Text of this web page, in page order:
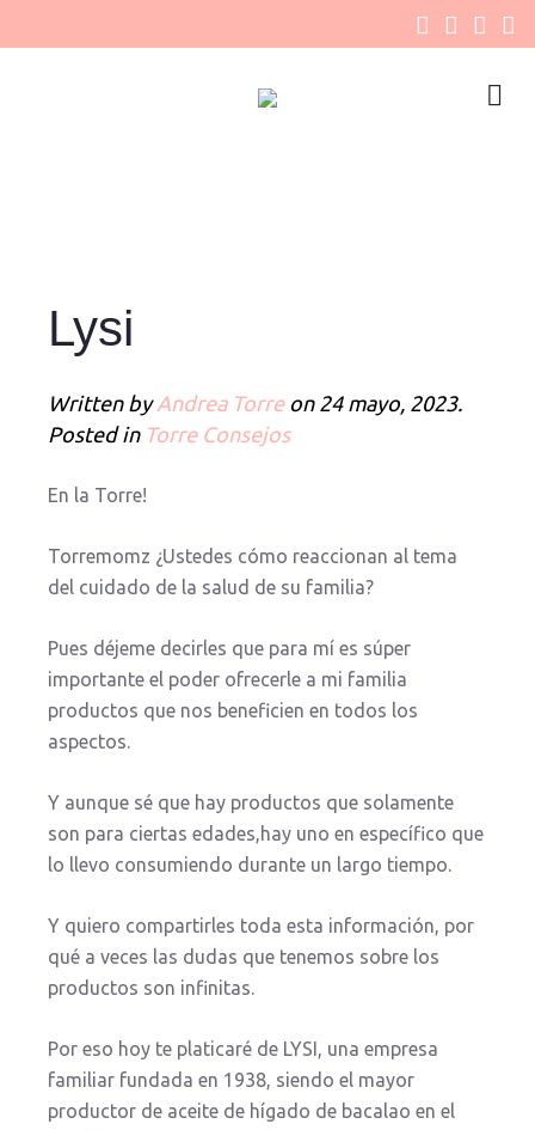
Lysi
Written byAndrea Torreon 24 mayo, 2023.
Posted in Torre Consejos
En la Torre!
Torremomz ¿Ustedes cómo reaccionan al tema
del cuidado de la salud de su familia?
Pues déjeme decirles que para mí es súper
importante el poder ofrecerle a mi familia
productos que nos beneficien en todos los
aspectos.
Y aunque sé que hay productos que solamente
son para ciertas edades,hay uno en específico que
lo llevo consumiendo durante un largo tiempo.
Y quiero compartirles toda esta información, por
qué a veces las dudas que tenemos sobre los
productos son infinitas.
Por eso hoy te platicaré de LYSI, una empresa
familiar fundada en 1938, siendo el mayor
productor de aceite de hígado de bacalao en el